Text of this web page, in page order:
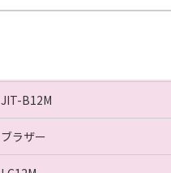
JIT-B12M
ブラザー